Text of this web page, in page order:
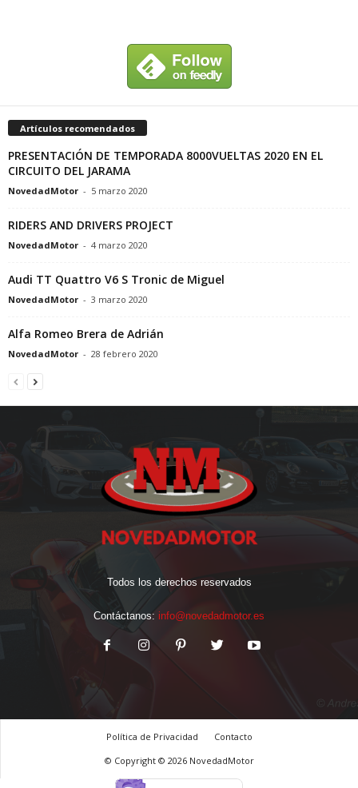
Artículos recomendados
PRESENTACIÓN DE TEMPORADA 8000VUELTAS 2020 EN EL
CIRCUITO DEL JARAMA
NovedadMotor - 5 marzo 2020
RIDERS AND DRIVERS PROJECT
NovedadMotor - 4 marzo 2020
Audi TT Quattro V6 S Tronic de Miguel
NovedadMotor - 3 marzo 2020
Alfa Romeo Brera de Adrián
NovedadMotor - 28 febrero 2020
Todos los derechos reservados
Contáctanos: info@novedadmotor.es
Política de Privacidad
Contacto
© Copyright © 2026 NovedadMotor